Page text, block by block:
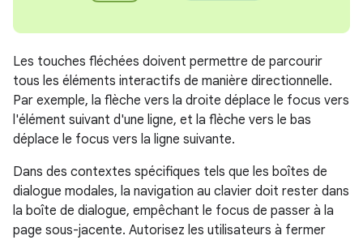
Les touches fléchées doivent permettre de parcourir
tous les éléments interactifs de manière directionnelle.
Par exemple, la flèche vers la droite déplace le focus vers
l'élément suivant d'une ligne, et la flèche vers le bas
déplace le focus vers la ligne suivante.
Dans des contextes spécifiques tels que les boîtes de
dialogue modales, la navigation au clavier doit rester dans
la boîte de dialogue, empêchant le focus de passer à la
page sous-jacente. Autorisez les utilisateurs à fermer